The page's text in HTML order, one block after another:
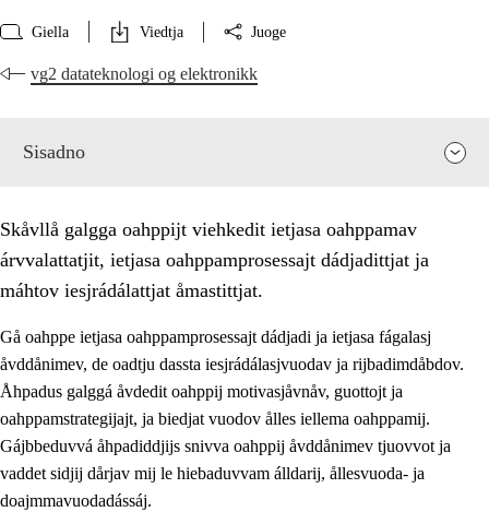
Giella Viedtja Juoge
vg2 datateknologi og elektronikk
Sisadno
Skåvllå galgga oahppijt viehkedit ietjasa oahppamav
árvvalattatjit, ietjasa oahppamprosessajt dádjadittjat ja
máhtov iesjrádálattjat åmastittjat.
Gå oahppe ietjasa oahppamprosessajt dádjadi ja ietjasa fágalasj
åvddånimev, de oadtju dassta iesjrádálasjvuodav ja rijbadimdåbdov.
Åhpadus galggá åvdedit oahppij motivasjåvnåv, guottojt ja
oahppamstrategijajt, ja biedjat vuodov ålles iellema oahppamij.
Gájbbeduvvá åhpadiddjijs snivva oahppij åvddånimev tjuovvot ja
vaddet sidjij dårjav mij le hiebaduvvam álldarij, ållesvuoda- ja
doajmmavuodadássáj.